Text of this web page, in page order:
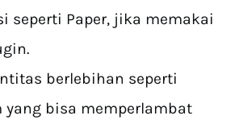
seperti Paper, jika memakai
berlebihan seperti
bisa memperlambat